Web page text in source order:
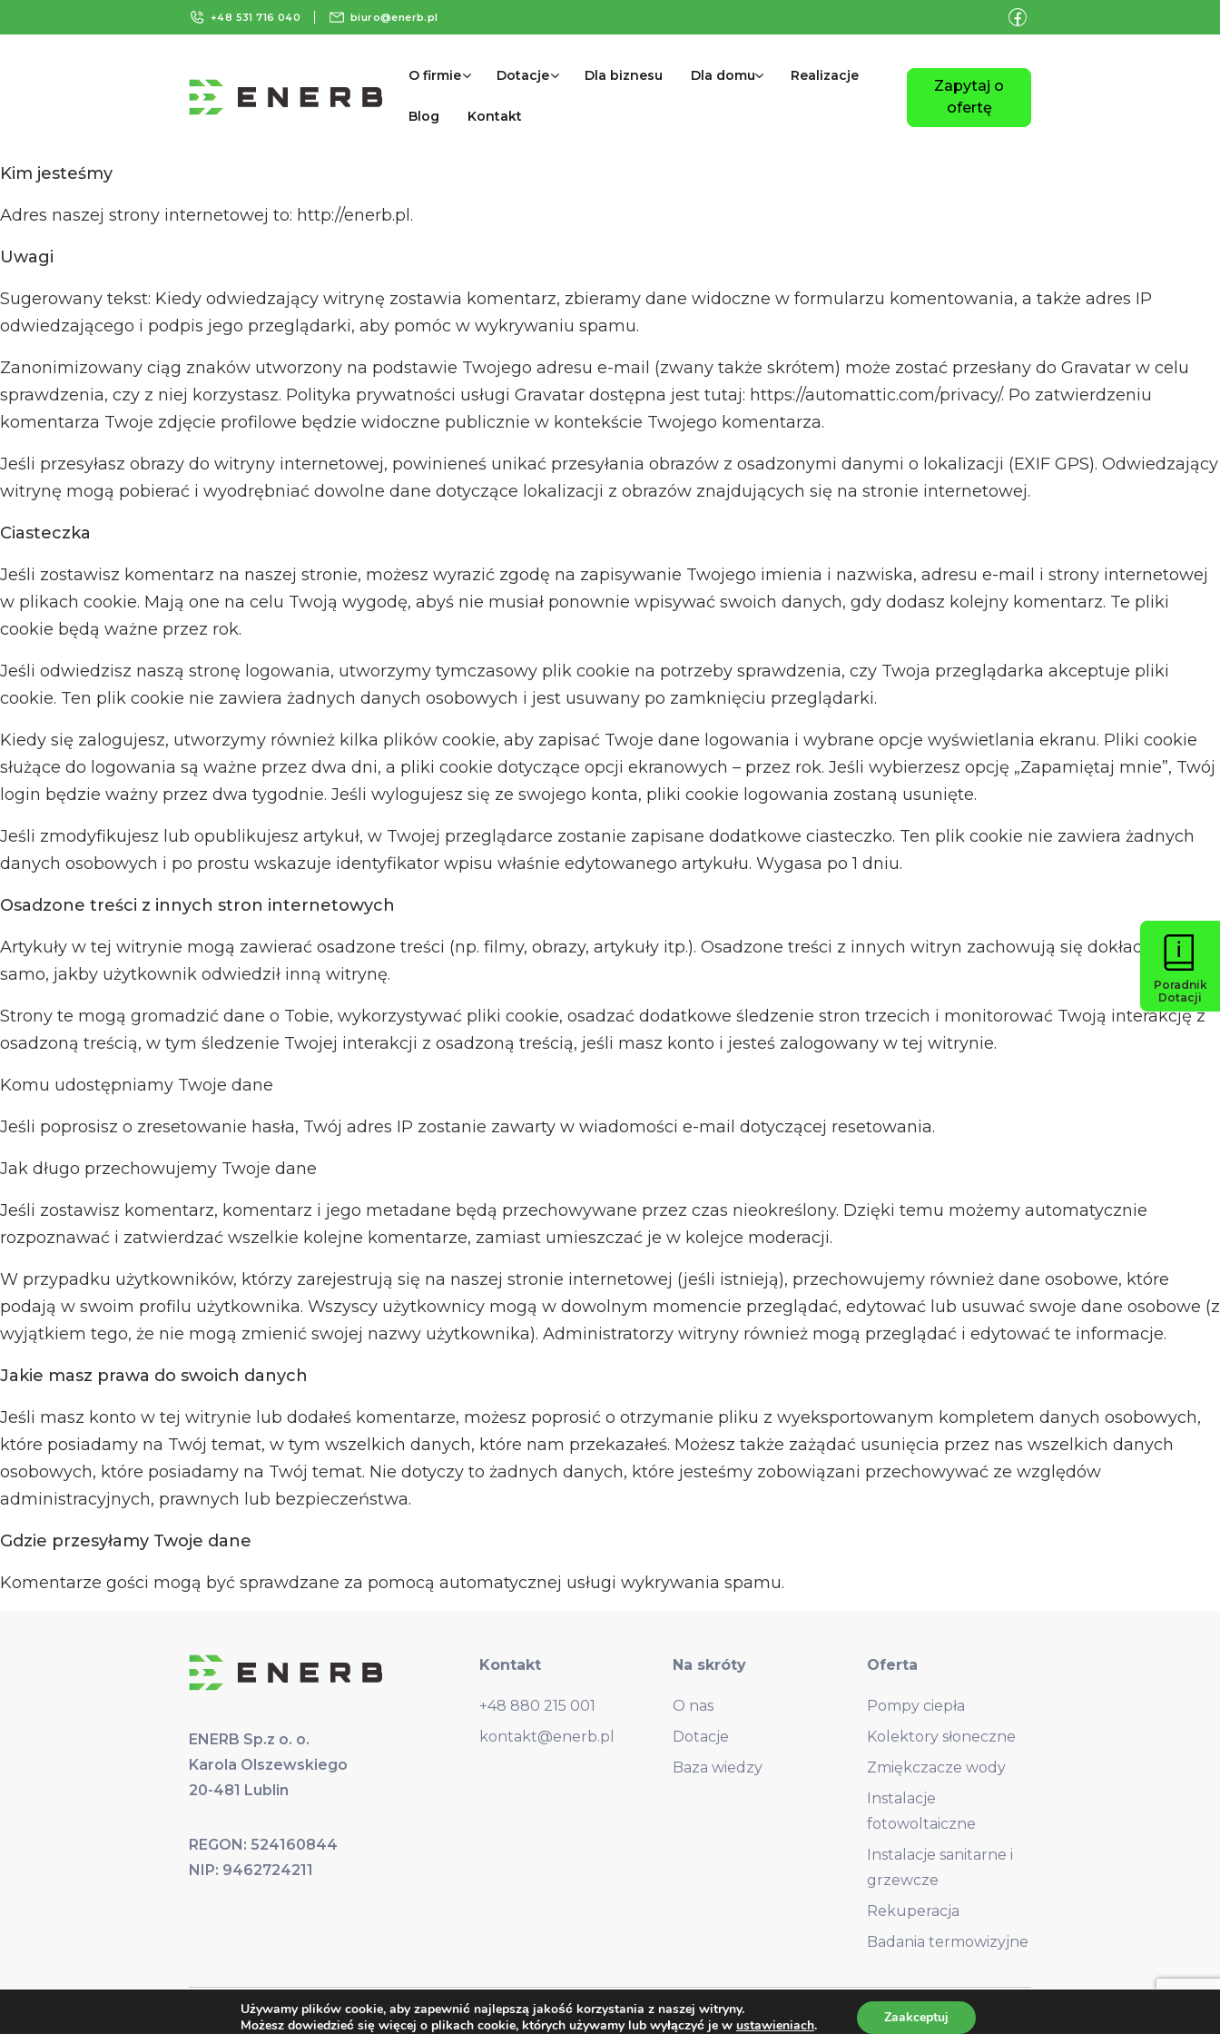
+48 531 716 040 biuro@enerb.pl
O firmie Dotacje Dla biznesu Dla domu Realizacje
Blog Kontakt
Zapytaj o
ofertę
Kim jesteśmy
Adres naszej strony internetowej to: http://enerb.pl.
Uwagi
Sugerowany tekst: Kiedy odwiedzający witrynę zostawia komentarz, zbieramy dane widoczne w formularzu komentowania, a także adres IP
odwiedzającego i podpis jego przeglądarki, aby pomóc w wykrywaniu spamu.
Zanonimizowany ciąg znaków utworzony na podstawie Twojego adresu e-mail (zwany także skrótem) może zostać przesłany do Gravatar w celu
sprawdzenia, czy z niej korzystasz. Polityka prywatności usługi Gravatar dostępna jest tutaj: https://automattic.com/privacy/. Po zatwierdzeniu
komentarza Twoje zdjęcie profilowe będzie widoczne publicznie w kontekście Twojego komentarza.
Jeśli przesyłasz obrazy do witryny internetowej, powinieneś unikać przesyłania obrazów z osadzonymi danymi o lokalizacji (EXIF GPS). Odwiedzający
witrynę mogą pobierać i wyodrębniać dowolne dane dotyczące lokalizacji z obrazów znajdujących się na stronie internetowej.
Ciasteczka
Jeśli zostawisz komentarz na naszej stronie, możesz wyrazić zgodę na zapisywanie Twojego imienia i nazwiska, adresu e-mail i strony internetowej
w plikach cookie. Mają one na celu Twoją wygodę, abyś nie musiał ponownie wpisywać swoich danych, gdy dodasz kolejny komentarz. Te pliki
cookie będą ważne przez rok.
Jeśli odwiedzisz naszą stronę logowania, utworzymy tymczasowy plik cookie na potrzeby sprawdzenia, czy Twoja przeglądarka akceptuje pliki
cookie. Ten plik cookie nie zawiera żadnych danych osobowych i jest usuwany po zamknięciu przeglądarki.
Kiedy się zalogujesz, utworzymy również kilka plików cookie, aby zapisać Twoje dane logowania i wybrane opcje wyświetlania ekranu. Pliki cookie
służące do logowania są ważne przez dwa dni, a pliki cookie dotyczące opcji ekranowych – przez rok. Jeśli wybierzesz opcję „Zapamiętaj mnie”, Twój
login będzie ważny przez dwa tygodnie. Jeśli wylogujesz się ze swojego konta, pliki cookie logowania zostaną usunięte.
Jeśli zmodyfikujesz lub opublikujesz artykuł, w Twojej przeglądarce zostanie zapisane dodatkowe ciasteczko. Ten plik cookie nie zawiera żadnych
danych osobowych i po prostu wskazuje identyfikator wpisu właśnie edytowanego artykułu. Wygasa po 1 dniu.
Osadzone treści z innych stron internetowych
Artykuły w tej witrynie mogą zawierać osadzone treści (np. filmy, obrazy, artykuły itp.). Osadzone treści z innych witryn zachowują się dokładnie tak
samo, jakby użytkownik odwiedził inną witrynę.
Strony te mogą gromadzić dane o Tobie, wykorzystywać pliki cookie, osadzać dodatkowe śledzenie stron trzecich i monitorować Twoją interakcję z
osadzoną treścią, w tym śledzenie Twojej interakcji z osadzoną treścią, jeśli masz konto i jesteś zalogowany w tej witrynie.
Komu udostępniamy Twoje dane
Jeśli poprosisz o zresetowanie hasła, Twój adres IP zostanie zawarty w wiadomości e-mail dotyczącej resetowania.
Jak długo przechowujemy Twoje dane
Jeśli zostawisz komentarz, komentarz i jego metadane będą przechowywane przez czas nieokreślony. Dzięki temu możemy automatycznie
rozpoznawać i zatwierdzać wszelkie kolejne komentarze, zamiast umieszczać je w kolejce moderacji.
W przypadku użytkowników, którzy zarejestrują się na naszej stronie internetowej (jeśli istnieją), przechowujemy również dane osobowe, które
podają w swoim profilu użytkownika. Wszyscy użytkownicy mogą w dowolnym momencie przeglądać, edytować lub usuwać swoje dane osobowe (z
wyjątkiem tego, że nie mogą zmienić swojej nazwy użytkownika). Administratorzy witryny również mogą przeglądać i edytować te informacje.
Jakie masz prawa do swoich danych
Jeśli masz konto w tej witrynie lub dodałeś komentarze, możesz poprosić o otrzymanie pliku z wyeksportowanym kompletem danych osobowych,
które posiadamy na Twój temat, w tym wszelkich danych, które nam przekazałeś. Możesz także zażądać usunięcia przez nas wszelkich danych
osobowych, które posiadamy na Twój temat. Nie dotyczy to żadnych danych, które jesteśmy zobowiązani przechowywać ze względów
administracyjnych, prawnych lub bezpieczeństwa.
Gdzie przesyłamy Twoje dane
Komentarze gości mogą być sprawdzane za pomocą automatycznej usługi wykrywania spamu.
Poradnik
Dotacji
ENERB Sp.z o. o.
Karola Olszewskiego
20-481 Lublin
REGON: 524160844
NIP: 9462724211
Kontakt
+48 880 215 001
kontakt@enerb.pl
Na skróty
O nas
Dotacje
Baza wiedzy
Oferta
Pompy ciepła
Kolektory słoneczne
Zmiękczacze wody
Instalacje
fotowoltaiczne
Instalacje sanitarne i
grzewcze
Rekuperacja
Badania termowizyjne
Copyright ©2026 Enerb Made with in aionline.pl RODO Polityka prywatności
Używamy plików cookie, aby zapewnić najlepszą jakość korzystania z naszej witryny.
Możesz dowiedzieć się więcej o plikach cookie, których używamy lub wyłączyć je w ustawieniach. Zaakceptuj